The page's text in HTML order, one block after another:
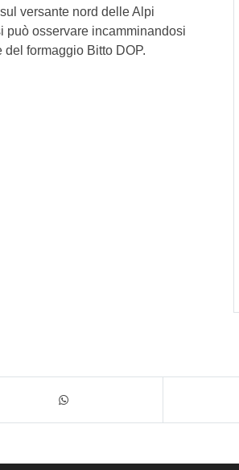
versante nord delle Alpi
può osservare incamminandosi
formaggio Bitto DOP.